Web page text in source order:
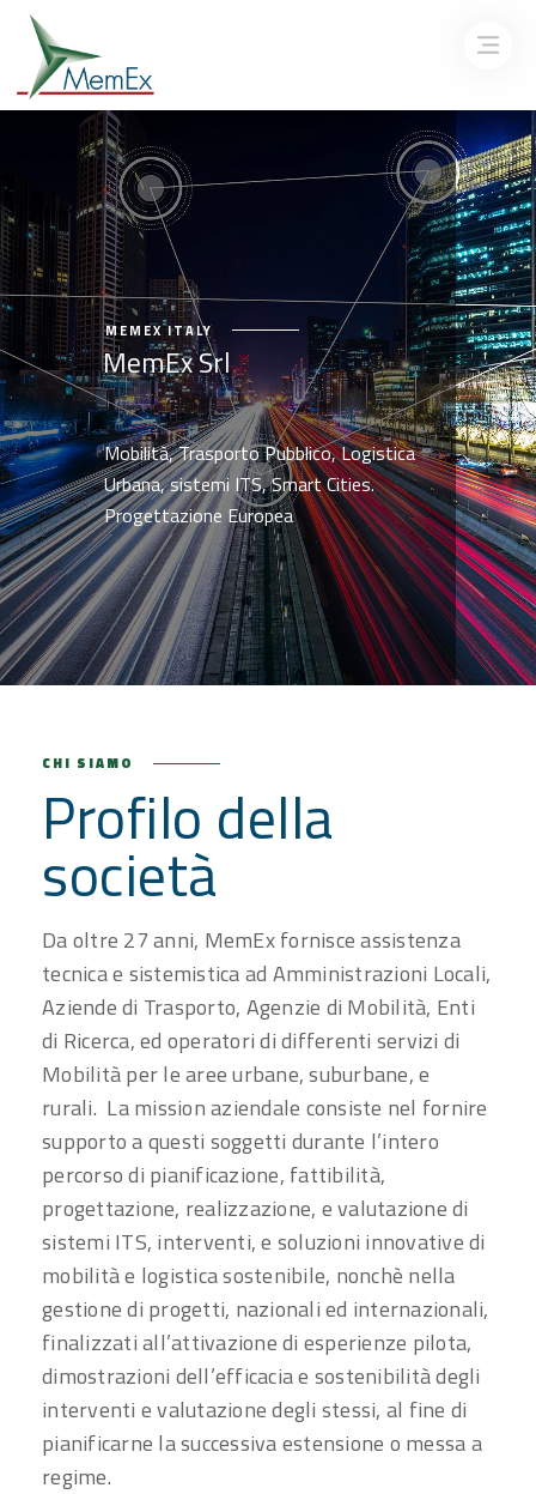
Mobilità, Trasporto Pubblico, Logistica
Urbana, sistemi ITS, Smart Cities.
Progettazione Europea
MemEx Srl
MEMEX ITALY
CHI SIAMO
Profilo della
società
Da oltre 27 anni, MemEx fornisce assistenza
tecnica e sistemistica ad Amministrazioni Locali,
Aziende di Trasporto, Agenzie di Mobilità, Enti
di Ricerca, ed operatori di differenti servizi di
Mobilità per le aree urbane, suburbane, e
rurali. La mission aziendale consiste nel fornire
supporto a questi soggetti durante l’intero
percorso di pianificazione, fattibilità,
progettazione, realizzazione, e valutazione di
sistemi ITS, interventi, e soluzioni innovative di
mobilità e logistica sostenibile, nonchè nella
gestione di progetti, nazionali ed internazionali,
finalizzati all’attivazione di esperienze pilota,
dimostrazioni dell’efficacia e sostenibilità degli
interventi e valutazione degli stessi, al fine di
pianificarne la successiva estensione o messa a
regime.